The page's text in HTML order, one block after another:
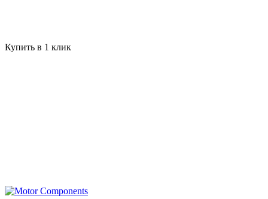
Купить в 1 клик